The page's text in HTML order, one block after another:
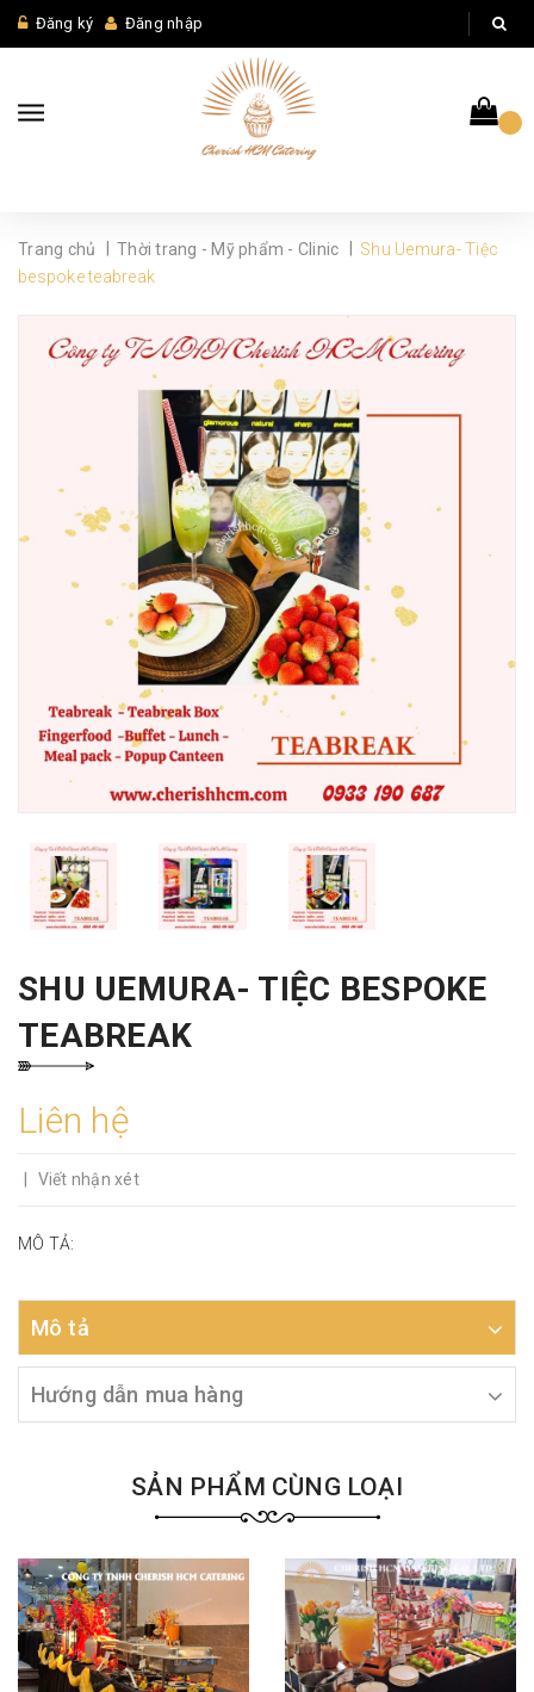
Đăng ký Đăng nhập
Trang chủ Thời trang - Mỹ phẩm - Clinic
Shu Uemura- Tiệc
bespoke teabreak
SHU UEMURA- TIỆC BESPOKE
TEABREAK
Liên hệ
Viết nhận xét
MÔ TẢ:
Mô tả
Hướng dẫn mua hàng
SẢN PHẨM CÙNG LOẠI